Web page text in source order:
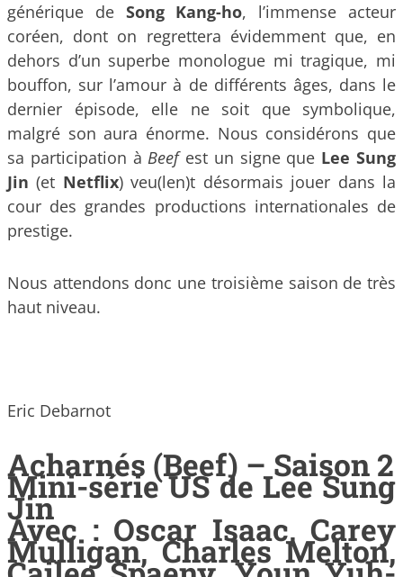
générique de Song Kang-ho, l’immense acteur
coréen, dont on regrettera évidemment que, en
dehors d’un superbe monologue mi tragique, mi
bouffon, sur l’amour à de différents âges, dans le
dernier épisode, elle ne soit que symbolique,
malgré son aura énorme. Nous considérons que
sa participation àBeefest un signe que Lee Sung
Jin(et Netflix) veu(len)t désormais jouer dans la
cour des grandes productions internationales de
prestige.
Nous attendons donc une troisième saison de très
haut niveau.
Eric Debarnot
Acharnés (Beef) – Saison 2
Mini-série US de Lee Sung
Jin
Avec : Oscar Isaac, Carey
Mulligan, Charles Melton,